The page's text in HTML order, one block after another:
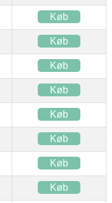
Køb
Køb
Køb
Køb
Køb
Køb
Køb
Køb